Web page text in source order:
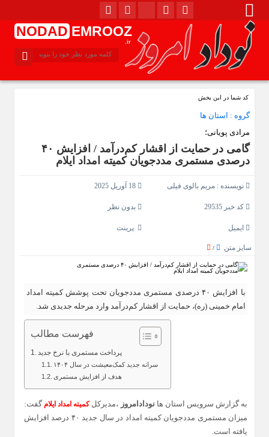
NODAD EMROOZ
.ir
کد شما در این بخش
گروه : استان ها
مرادی پویانی؛
گامی در حمایت از اقشار کم‌درآمد / افزایش ۴۰
درصدی مستمری مددجویان کمیته امداد ایلام
نویسنده : مریم بالوی فیلی 18 آوریل 2025
کد خبر 29535 بدون نظر
ایمیل پرینت
سایز متن /
با افزایش ۴۰ درصدی مستمری مددجویان تحت پوشش کمیته امداد
امام خمینی (ره)، حمایت از اقشار کم‌درآمد وارد مرحله جدیدی شد.
فهرست مطالب
پرداخت مستمری با نرخ جدید
سرانه جدید کمک‌معیشت در سال ۱۴۰۴
هدف از افزایش مستمری
به گزارش سرویس استان ها نودادامروز ،مدیرکلکمیته امداد ایلامگفت:
میزان مستمری مددجویان کمیته امداد در سال جدید ۴۰ درصد افزایش
یافته است.